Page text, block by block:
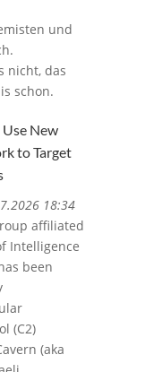
und
nicht, das
schon.
New
to Target
18:34
affiliated
Intelligence
been
(C2)
(aka